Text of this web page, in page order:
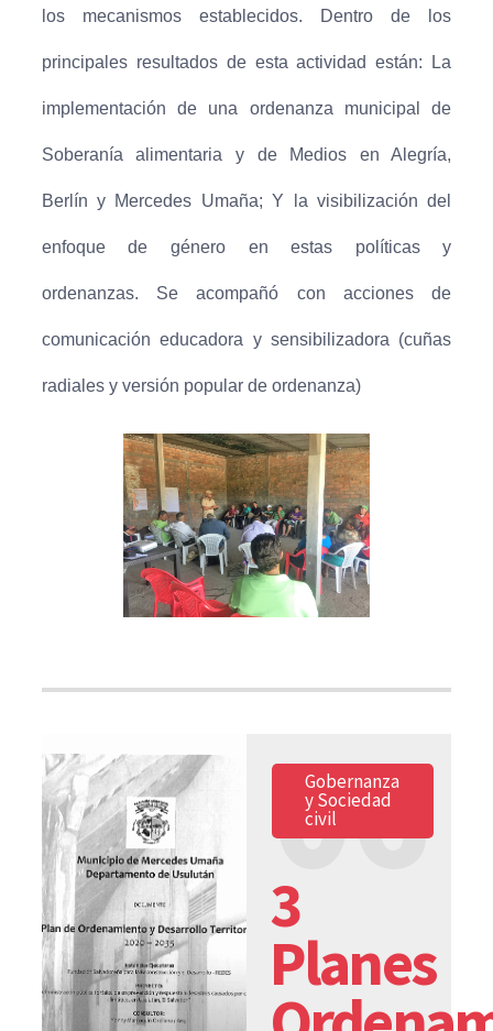
los mecanismos establecidos. Dentro de los
principales resultados de esta actividad están: La
implementación de una ordenanza municipal de
Soberanía alimentaria y de Medios en Alegría,
Berlín y Mercedes Umaña; Y l a visibilización del
enfoque de género en estas políticas y
ordenanzas. Se acompañó con acciones de
comunicación educadora y sensibilizadora (cuñas
radiales y versión popular de ordenanza)
Gobernanza
y Sociedad
civil
3
Planes
06